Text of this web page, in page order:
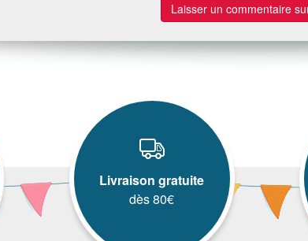
Laisser un commentaire
Livraison gratuite
dès 80€